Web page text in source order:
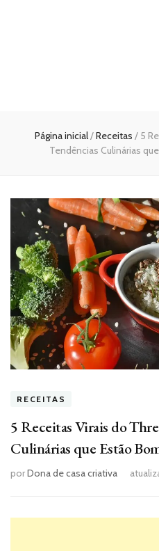
Página inicial/Receitas / 5
Tendências Culinárias
RECEITAS
5 Receitas Virais do
Culinárias que Estão
porDona de casa criativa